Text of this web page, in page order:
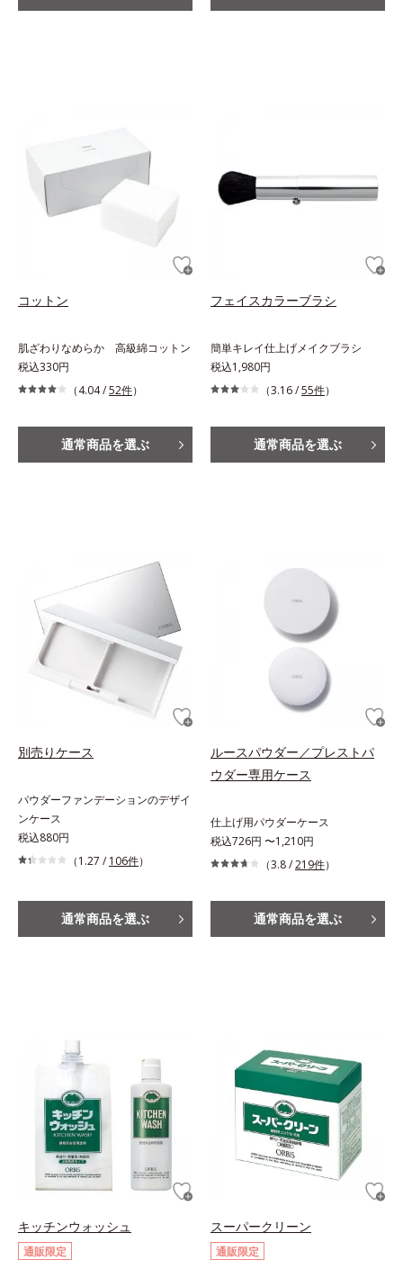
コットン
肌ざわりなめらか 高級綿コットン
税込330円
（4.04 /52件）
通常商品を選ぶ
フェイスカラーブラシ
簡単キレイ仕上げメイクブラシ
税込1,980円
（3.16 /55件）
通常商品を選ぶ
別売りケース
パウダーファンデーションのデザイ
ンケース
税込880円
（1.27 / 106件）
通常商品を選ぶ
ルースパウダー／プレストパ
ウダー専用ケース
仕上げ用パウダーケース
税込726円 〜1,210円
（3.8 /219件）
通常商品を選ぶ
キッチンウォッシュ
通販限定
スーパークリーン
通販限定